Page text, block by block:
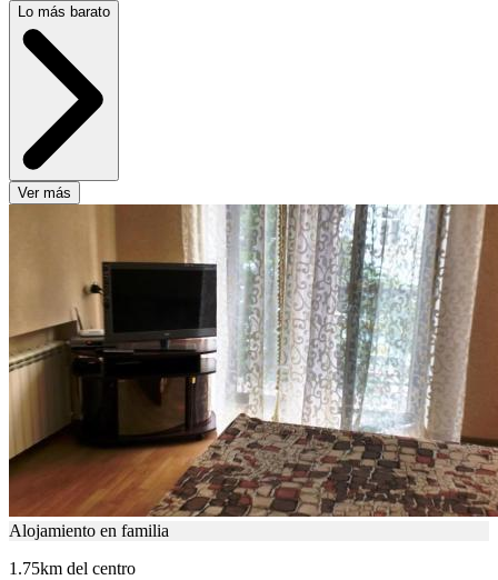
Lo más barato
Ver más
Alojamiento en familia
1.75km del centro